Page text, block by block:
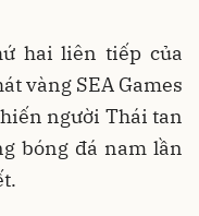
hai liên tiếp của
vàng SEA Games
người Thái tan
bóng đá nam lần